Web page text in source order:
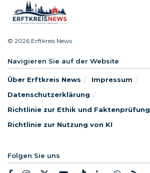
© 2026 Erftkreis News
Navigieren Sie auf der Website
Über Erftkreis News
Impressum
Datenschutzerklärung
Richtlinie zur Ethik und Faktenprüfung
Richtlinie zur Nutzung von KI
Folgen Sie uns